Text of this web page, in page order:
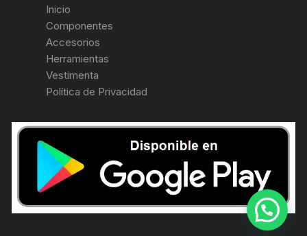
Inicio
Componentes
Accesorios
Herramientas
Vestimenta
Política de Privacidad